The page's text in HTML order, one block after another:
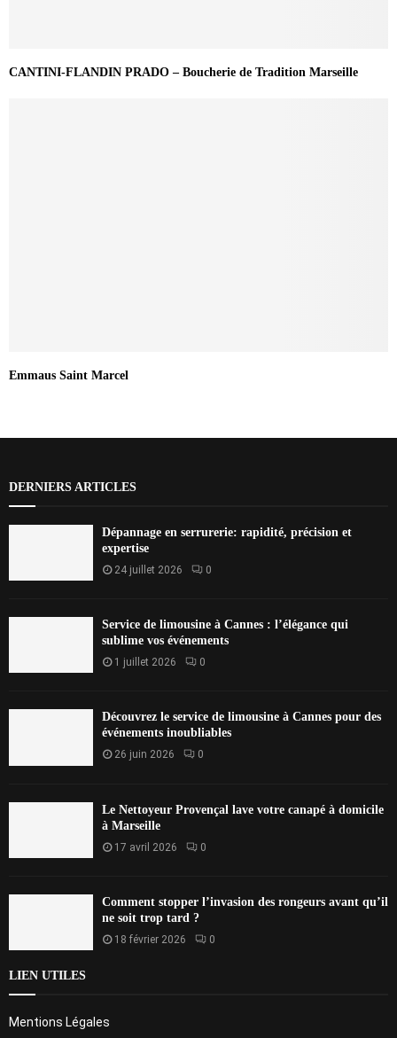
CANTINI-FLANDIN PRADO – Boucherie de Tradition Marseille
Emmaus Saint Marcel
DERNIERS ARTICLES
Dépannage en serrurerie: rapidité, précision et
expertise
24 juillet 2026 0
Service de limousine à Cannes : l’élégance qui
sublime vos événements
1 juillet 2026 0
Découvrez le service de limousine à Cannes pour des
événements inoubliables
26 juin 2026 0
Le Nettoyeur Provençal lave votre canapé à domicile
à Marseille
17 avril 2026 0
Comment stopper l’invasion des rongeurs avant qu’il
ne soit trop tard ?
18 février 2026 0
LIEN UTILES
Mentions Légales